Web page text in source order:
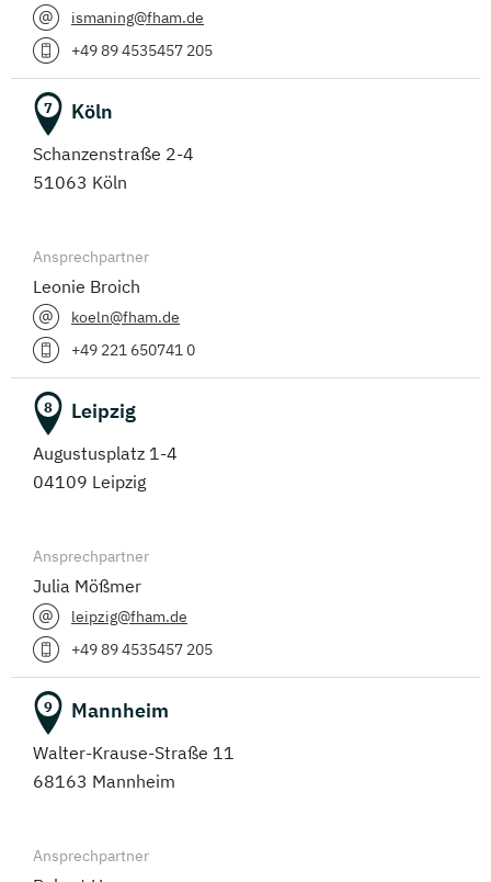
ismaning@fham.de
+49 89 4535457 205
7 Köln
Schanzenstraße 2-4
51063 Köln
Ansprechpartner
Leonie Broich
koeln@fham.de
+49 221 650741 0
8 Leipzig
Augustusplatz 1-4
04109 Leipzig
Ansprechpartner
Julia Mößmer
leipzig@fham.de
+49 89 4535457 205
9 Mannheim
Walter-Krause-Straße 11
68163 Mannheim
Ansprechpartner